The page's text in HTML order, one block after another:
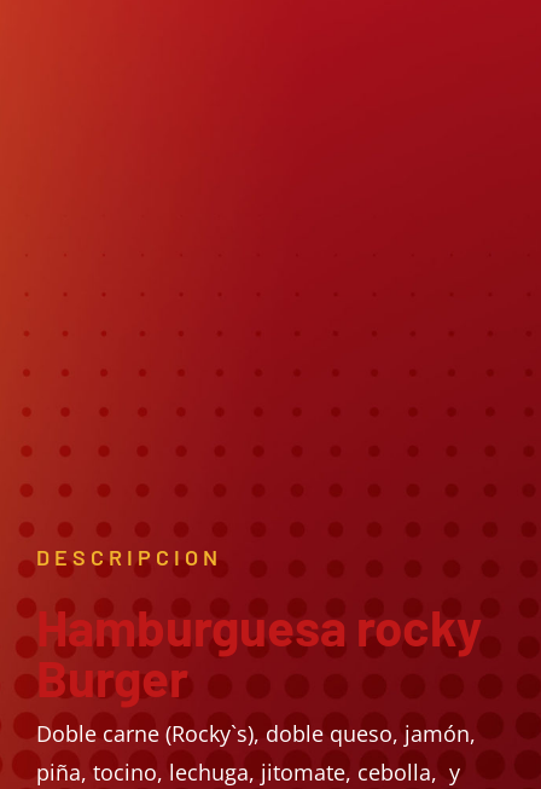
DESCRIPCION
Hamburguesa rocky
Burger
Doble carne (Rocky`s), doble queso, jamón,
piña, tocino, lechuga, jitomate, cebolla, y